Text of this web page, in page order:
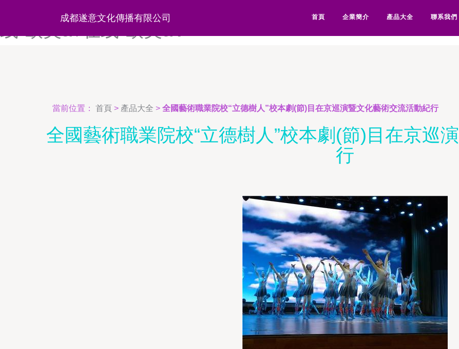
欧美67194-欧美69xxx-欧美6区-欧美777-欧美91精品-欧
成都遂意文化傳播有限公司 首頁 企業簡介 產品大全 聯系我們
當前位置： 首頁 > 產品大全 > 全國藝術職業院校“立德樹人”校本劇(節)目在京巡演暨文化藝術交流活動紀行
全國藝術職業院校“立德樹人”校本劇(節)目在京巡
行